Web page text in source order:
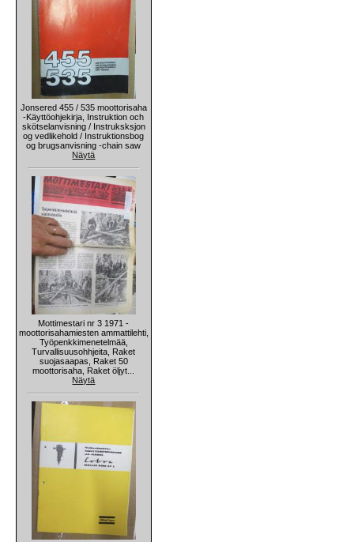
Jonsered 455 / 535 moottorisaha
-Käyttöohjekirja, Instruktion och
skötselanvisning / Instruksksjon
og vedlikehold / Instruktionsbog
og brugsanvisning -chain saw
Näytä
Mottimestari nr 3 1971 -
moottorisahamiesten ammattilehti,
Työpenkkimenetelmää,
Turvallisuusohhjeita, Raket
suojasaapas, Raket 50
moottorisaha, Raket öljyt...
Näytä